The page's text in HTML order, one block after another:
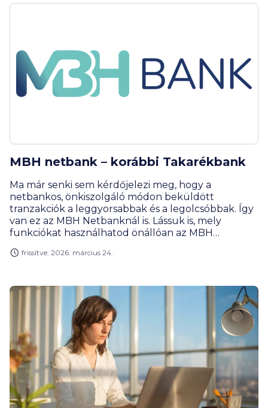
MBH netbank – korábbi Takarékbank
Ma már senki sem kérdőjelezi meg, hogy a
netbankos, önkiszolgáló módon beküldött
tranzakciók a leggyorsabbak és a legolcsóbbak. Így
van ez az MBH Netbanknál is. Lássuk is, mely
funkciókat használhatod önállóan az MBH
érdekességet is.
frissítve: 2026. március 24.